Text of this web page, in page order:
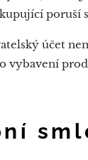
účet
vybavení